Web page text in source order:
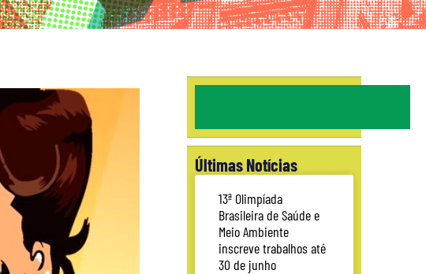
Últimas Notícias
13ª Olimpíada
Brasileira de Saúde e
Meio Ambiente
inscreve trabalhos até
30 de junho